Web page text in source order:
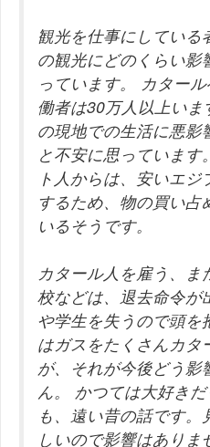
観光を仕事にしてい
の観光にどのくらい
っています。
カター
働者は30万人以上い
の現地での生活に悪
と不安に思っています
ト人からは、安いエ
するため、物の買い
いるそうです。
カタール人を雇う、
校などは、退去命令が
や学生を失うので頭を
はガスをたくさんカ
が、それが今後どう
ん。 かつては大好き
も、遠い昔の話です
しいので影響はありま